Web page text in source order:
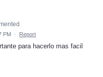
PM · Report
para hacerlo mas facil